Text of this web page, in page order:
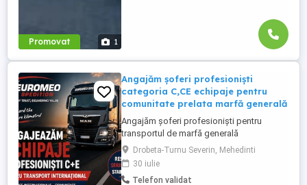
Promovat 1
Angajăm șoferi profesioniști
categoria C,CE echipaje pentru
comunitate prelata marfă generală
Angajăm șoferi profesioniști pentru
transportul de marfă generală
Drobeta-Turnu Severin, Mehedinti
30 iulie
Telefon validat